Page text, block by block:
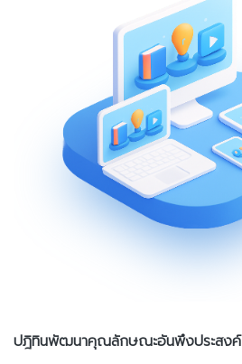
ปฎิทินพัฒนาคุณลักษณะอันพึงประสงค์